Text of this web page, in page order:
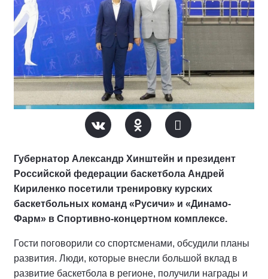
Губернатор Александр Хинштейн и президент
Российской федерации баскетбола Андрей
Кириленко посетили тренировку курских
баскетбольных команд «Русичи» и «Динамо-
Фарм» в Спортивно-концертном комплексе.
Гости поговорили со спортсменами, обсудили планы
развития. Люди, которые внесли большой вклад в
развитие баскетбола в регионе, получили награды и